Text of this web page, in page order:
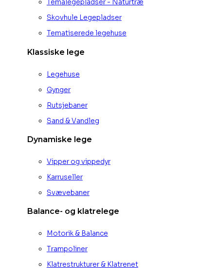
Temalegepladser - Naturtræ
Skovhule Legepladser
Tematiserede legehuse
Klassiske lege
Legehuse
Gynger
Rutsjebaner
Sand & Vandleg
Dynamiske lege
Vipper og vippedyr
Karruseller
Svævebaner
Balance- og klatrelege
Motorik & Balance
Trampoliner
Klatrestrukturer & Klatrenet